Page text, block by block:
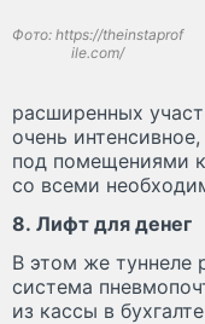
Фото: https://theinstaprof
ile.com/
расширенных
очень
под помещениями
со всеми
8. Лифт для денег
В этом же туннеле
система
из кассы в